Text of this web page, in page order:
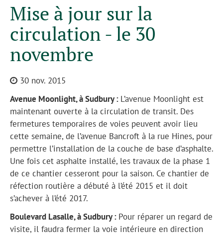
Mise à jour sur la
circulation - le 30
novembre
30 nov. 2015
Avenue Moonlight, à Sudbury : L’avenue Moonlight est
maintenant ouverte à la circulation de transit. Des
fermetures temporaires de voies peuvent avoir lieu
cette semaine, de l’avenue Bancroft à la rue Hines, pour
permettre l’installation de la couche de base d’asphalte.
Une fois cet asphalte installé, les travaux de la phase 1
de ce chantier cesseront pour la saison. Ce chantier de
réfection routière a débuté à l’été 2015 et il doit
s’achever à l’été 2017.
Boulevard Lasalle, à Sudbury : Pour réparer un regard de
visite, il faudra fermer la voie intérieure en direction